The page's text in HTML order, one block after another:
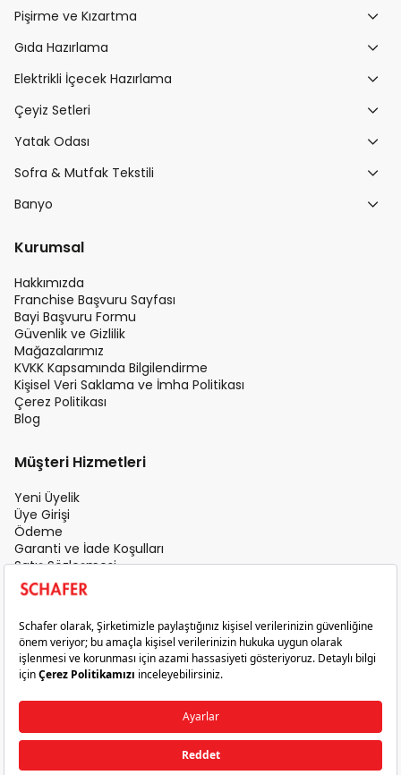
Pişirme ve Kızartma
Gıda Hazırlama
Elektrikli İçecek Hazırlama
Çeyiz Setleri
Yatak Odası
Sofra & Mutfak Tekstili
Banyo
Kurumsal
Hakkımızda
Franchise Başvuru Sayfası
Bayi Başvuru Formu
Güvenlik ve Gizlilik
Mağazalarımız
KVKK Kapsamında Bilgilendirme
Kişisel Veri Saklama ve İmha Politikası
Çerez Politikası
Blog
Müşteri Hizmetleri
Yeni Üyelik
Üye Girişi
Ödeme
Garanti ve İade Koşulları
Satış Sözleşmesi
Üyelik Sözleşmesi
İletişim
Teslimat Koşulları
Gizlilik ve Güvenlik
Sık Sorulan Sorular
Satış Sonrası Hizmet
© 2026 Schafer. Tüm Hakları Saklıdır.